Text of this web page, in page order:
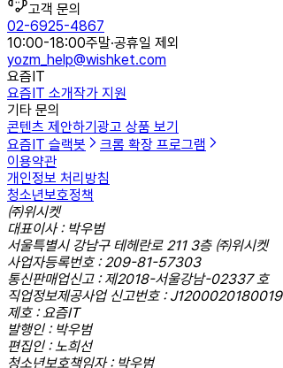
고객 문의
02-6925-4867
10:00-18:00주말·공휴일 제외
yozm_help@wishket.com
요즘IT
요즘IT 소개작가 지원
기타 문의
콘텐츠 제안하기 광고 상품 보기
요즘IT 슬랙봇
크롬 확장 프로그램
이용약관
개인정보 처리방침
청소년보호정책
㈜위시켓
대표이사 : 박우범
서울특별시 강남구 테헤란로 211 3층 ㈜위시켓
사업자등록번호 : 209-81-57303
통신판매업신고 : 제2018-서울강남-02337 호
직업정보제공사업 신고번호 : J1200020180019
제호 : 요즘IT
발행인 : 박우범
편집인 : 노희선
청소년보호책임자 : 박우범